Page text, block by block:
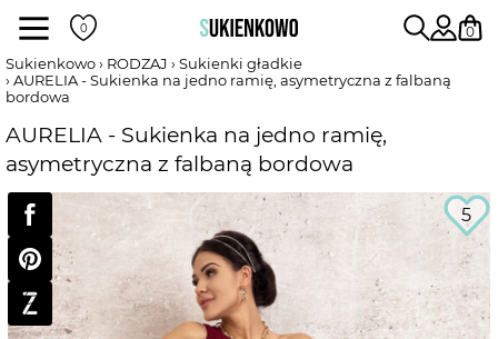
Sukienki
POKAŻ WSZYSTKIE SUKIENKI
DŁUGOŚĆ
RODZAJ
0
Sukienkowo
RODZAJ
Sukienki gładkie
AURELIA - Sukienka na jedno ramię, asymetryczna z falbaną
bordowa
AURELIA - Sukienka na jedno ramię,
asymetryczna z falbaną bordowa
5